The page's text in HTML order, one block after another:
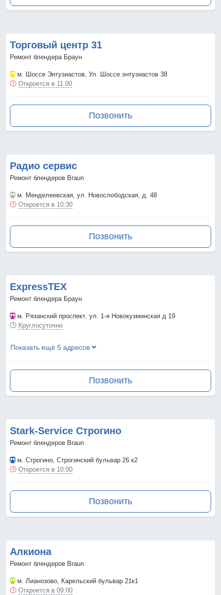
Торговый центр 31
Ремонт блендера Браун
м. Шоссе Энтузиастов, Ул. Шоссе энтузиастов 38
Откроется в 11:00
Позвонить
Радио сервис
Ремонт блендеров Braun
м. Менделеевская, ул. Новослободская, д. 48
Откроется в 10:30
Позвонить
ExpressTEX
Ремонт блендера Браун
м. Рязанский проспект, ул. 1-я Новокузминская д 19
Круглосуточно
Показать ещё 5 адресов
Позвонить
Stark-Service Строгино
Ремонт блендеров Braun
м. Строгино, Строгинский бульвар 26 к2
Откроется в 10:00
Позвонить
Алкиона
Ремонт блендеров Braun
м. Лианозово, Карельский бульвар 21к1
Откроется в 09:00